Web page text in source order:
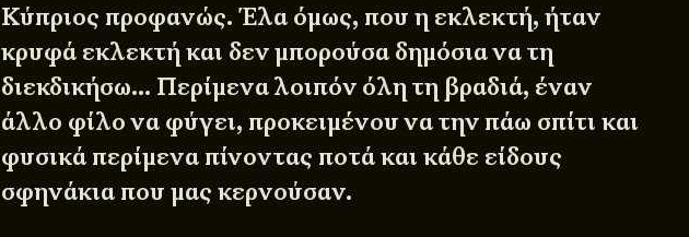
Κύπριος προφανώς. Έλα όμως, που η εκλεκτή, ήταν
κρυφά εκλεκτή και δεν μπορούσα δημόσια να τη
διεκδικήσω… Περίμενα λοιπόν όλη τη βραδιά, έναν
άλλο φίλο να φύγει, προκειμένου να την πάω σπίτι και
φυσικά περίμενα πίνοντας ποτά και κάθε είδους
σφηνάκια που μας κερνούσαν.